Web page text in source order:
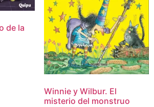
de la
Winnie y Wilbur. El
misterio del monstruo